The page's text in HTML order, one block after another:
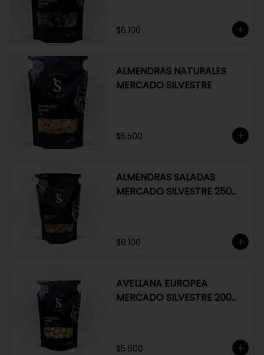
$6.100
ALMENDRAS NATURALES
MERCADO SILVESTRE
$5.500
ALMENDRAS SALADAS
MERCADO SILVESTRE 250
$6.100
AVELLANA EUROPEA
MERCADO SILVESTRE 200
$5.600